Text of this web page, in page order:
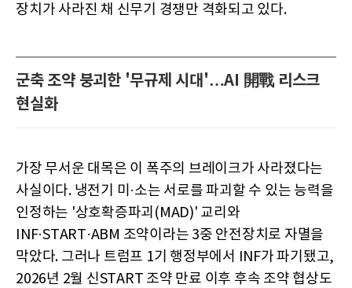
장치가 사라진 채 신무기 경쟁만 격화되고 있다.
군축 조약 붕괴한 '무규제 시대'…AI 開戰 리스크
현실화
가장 무서운 대목은 이 폭주의 브레이크가 사라졌다는
사실이다. 냉전기 미·소는 서로를 파괴할 수 있는 능력을
인정하는 '상호확증파괴(MAD)' 교리와
INF·START·ABM 조약이라는 3중 안전장치로 자멸을
막았다. 그러나 트럼프 1기 행정부에서 INF가 파기됐고,
2026년 2월 신START 조약 만료 이후 후속 조약 협상도